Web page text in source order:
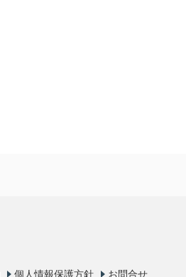
個人情報保護方針 お問合せ